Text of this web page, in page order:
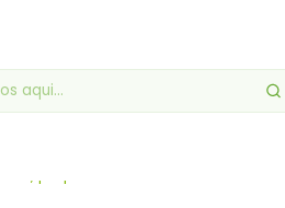
proporcionando uma fonte